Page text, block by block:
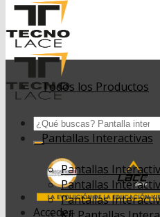
Buscar
por:
Acceder
Todos los Productos
Pantallas Interactivas
Pantallas
Pantallas
Pantallas